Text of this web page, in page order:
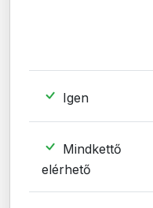
Igen
Mindkettő
elérhető